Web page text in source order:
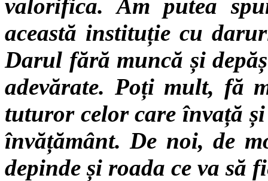
valorifica. Am putea
această instituție cu
Darul fără muncă și
adevărate. Poți mult, fă
tuturor celor care învață
învățământ. De noi, de
depinde și roada ce va să